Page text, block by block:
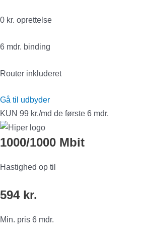
0 kr. oprettelse
6 mdr. binding
Router inkluderet
Gå til udbyder
KUN 99 kr./md de første 6 mdr.
1000/1000 Mbit
Hastighed op til
594 kr.
Min. pris 6 mdr.